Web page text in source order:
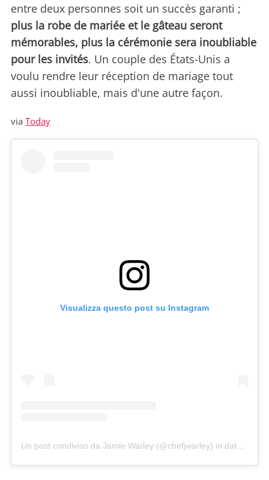
entre deux personnes soit un succès garanti ;
plus la robe de mariée et le gâteau seront
mémorables, plus la cérémonie sera inoubliable
pour les invités. Un couple des États-Unis a
voulu rendre leur réception de mariage tout
aussi inoubliable, mais d'une autre façon.
via Today
Visualizza questo post su Instagram
Un post condiviso da Jamie Warley (@chefjwarley) in data: